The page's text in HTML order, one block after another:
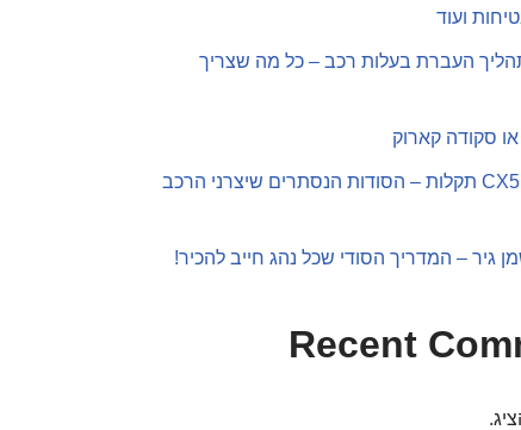
ועוד
העברת בעלות רכב – כל מה שצריך
מאזדה CX5 2019 תקלות – הסודות הנסתרים שיצרני הרכב
גיר – המדריך הסודי שכל נהג חייב להכיר!
Recent